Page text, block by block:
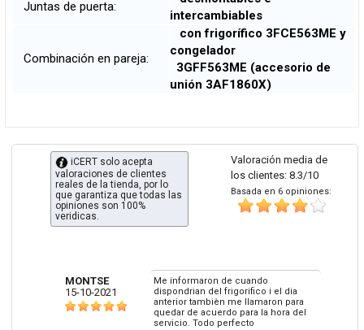
Juntas de puerta:
intercambiables
Combinación en pareja:
con frigorífico 3FCE563ME y
congelador
3GFF563ME (accesorio de
unión 3AF1860X)
Valoración media de
los clientes: 8.3/10
Basada en 6 opiniones:
iCERT solo acepta
valoraciones de clientes
reales de la tienda, por lo
que garantiza que todas las
opiniones son 100%
veridicas.
MONTSE
15-10-2021
Me informaron de cuando
dispondrian del frigorifico i el dia
anterior tambièn me llamaron para
quedar de acuerdo para la hora del
servicio. Todo perfecto